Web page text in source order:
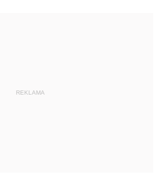
REKLAMA